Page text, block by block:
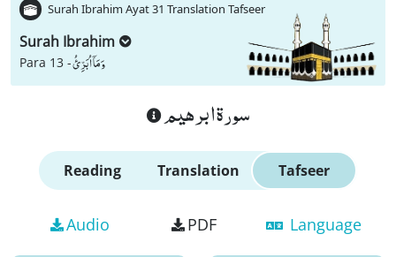
Surah Ibrahim Ayat 31 Translation Tafseer
Surah Ibrahim
Para 13 -وَ مَاۤ اُبَرِّئُ
سورة ابرهيم
Reading Translation Tafseer
Audio PDF Language